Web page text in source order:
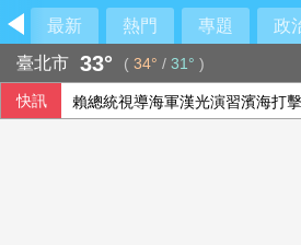
最新 熱門 專題 政
臺北市 33° ( 34° / 31° )
快訊 賴總統視導海軍漢光演習濱海打